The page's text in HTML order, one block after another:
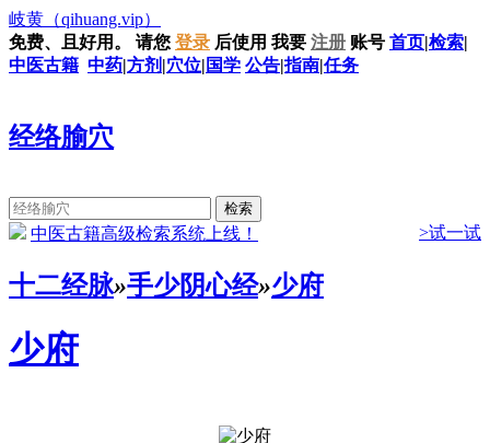
岐黄 （qihuang.vip）
免费、且好用。
请您 登录 后使用 我要 注册 账号 首页|检索|
中医古籍 中药|方剂 |穴位| 国学 公告|指南|任务
经络腧穴
中医古籍高级检索系统上线！ >试一试
十二经脉»手少阴心经»少府
少府